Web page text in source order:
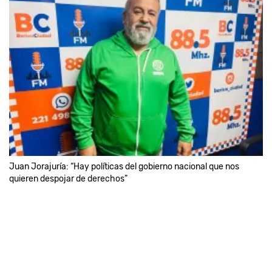
Juan Jorajuría: “Hay políticas del gobierno nacional que nos
quieren despojar de derechos”